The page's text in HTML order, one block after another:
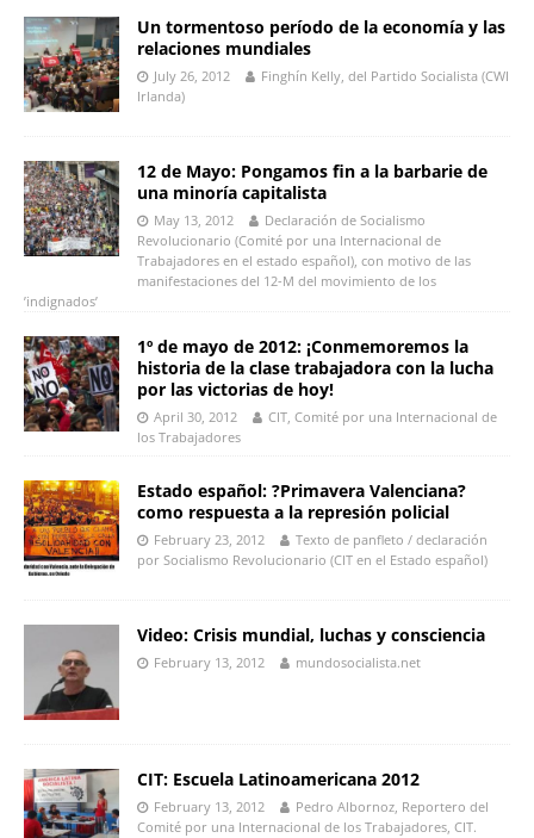
Un tormentoso período de la economía y las
relaciones mundiales
July 26, 2012
Finghín Kelly, del Partido Socialista (CWI
Irlanda)
12 de Mayo: Pongamos fin a la barbarie de
una minoría capitalista
May 13, 2012
Declaración de Socialismo
Revolucionario (Comité por una Internacional de
Trabajadores en el estado español), con motivo de las
manifestaciones del 12-M del movimiento de los
’indignados’
1º de mayo de 2012: ¡Conmemoremos la
historia de la clase trabajadora con la lucha
por las victorias de hoy!
April 30, 2012
CIT, Comité por una Internacional de
los Trabajadores
Estado español: ?Primavera Valenciana?
como respuesta a la represión policial
February 23, 2012
Texto de panfleto / declaración
por Socialismo Revolucionario (CIT en el Estado español)
Video: Crisis mundial, luchas y consciencia
February 13, 2012 mundosocialista.net
CIT: Escuela Latinoamericana 2012
February 13, 2012
Pedro Albornoz, Reportero del
Comité por una Internacional de los Trabajadores, CIT.